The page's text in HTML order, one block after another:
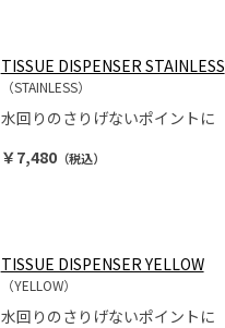
TISSUE DISPENSER STAINLESS
（STAINLESS）
水回りのさりげないポイントに
￥7,480（税込）
TISSUE DISPENSER YELLOW
（YELLOW）
水回りのさりげないポイントに